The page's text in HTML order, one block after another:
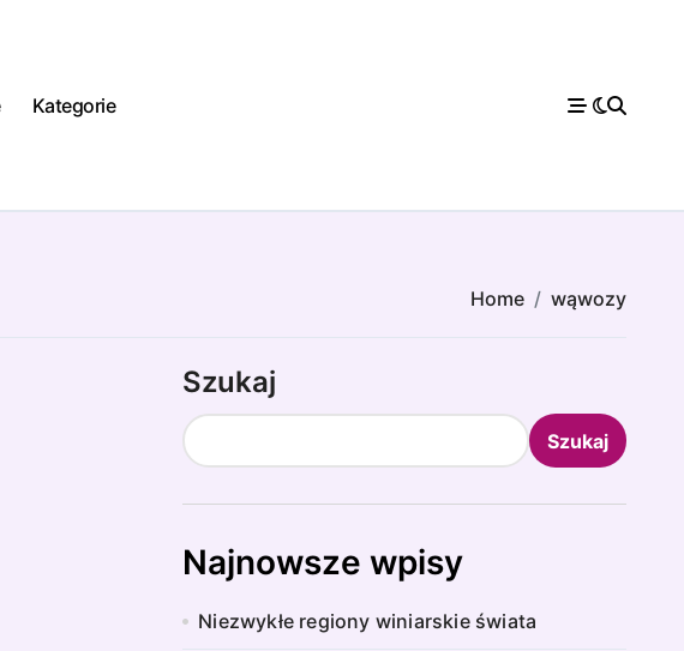
Kategorie
Home wąwozy
Szukaj
Szukaj
Najnowsze wpisy
Niezwykłe regiony winiarskie świata